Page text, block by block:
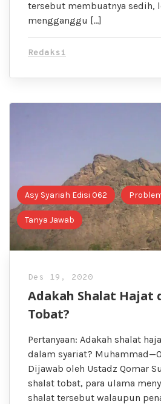
tersebut membuatnya sedih,
mengganggu […]
Redaksi
Asy Syariah Edisi 062
Tanya Jawab
Des 19, 2020
Adakah Shalat Hajat
Tobat?
Pertanyaan: Adakah shalat
dalam syariat?
Dijawab oleh Ustadz Qomar
shalat tobat, para ulama
shalat tersebut walaupun